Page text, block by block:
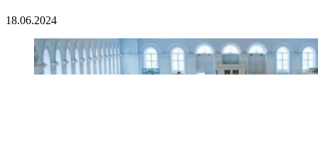
18.06.2024